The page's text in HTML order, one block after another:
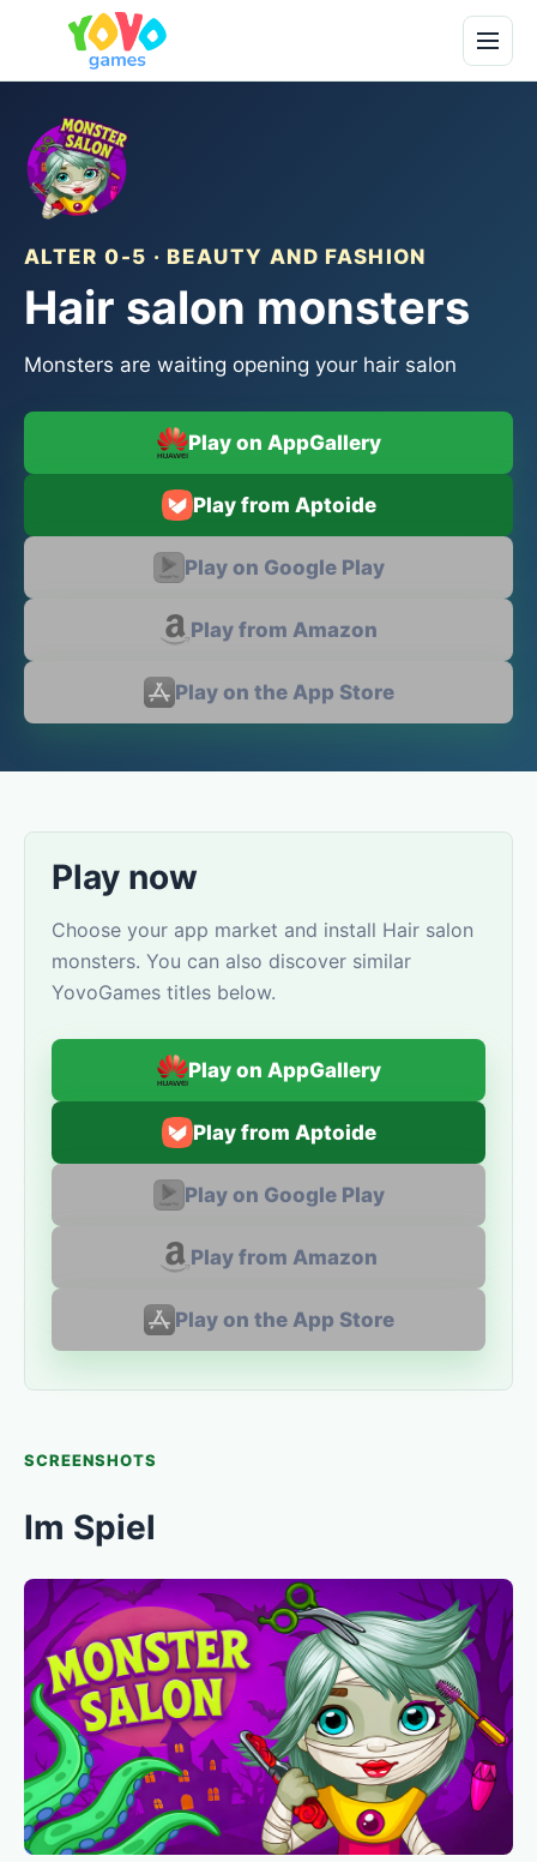
ALTER 0-5 · BEAUTY AND FASHION
Hair salon monsters
Monsters are waiting opening your hair salon
Play on AppGallery
Play from Aptoide
Play on Google Play
Play from Amazon
Play on the App Store
Play now
Choose your app market and install Hair salon
monsters. You can also discover similar
YovoGames titles below.
Play on AppGallery
Play from Aptoide
Play on Google Play
Play from Amazon
Play on the App Store
SCREENSHOTS
Im Spiel